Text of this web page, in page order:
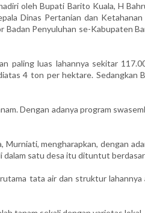
oleh Bupati Barito Kuala, H
Dinas Pertanian dan
Penyuluhan se-Kabupaten
paling luas lahannya sekitar
4 ton per hektare. Sedangkan
Dengan adanya program
mengharapkan, dengan
satu desa itu dituntut
tata air dan struktur lahannya